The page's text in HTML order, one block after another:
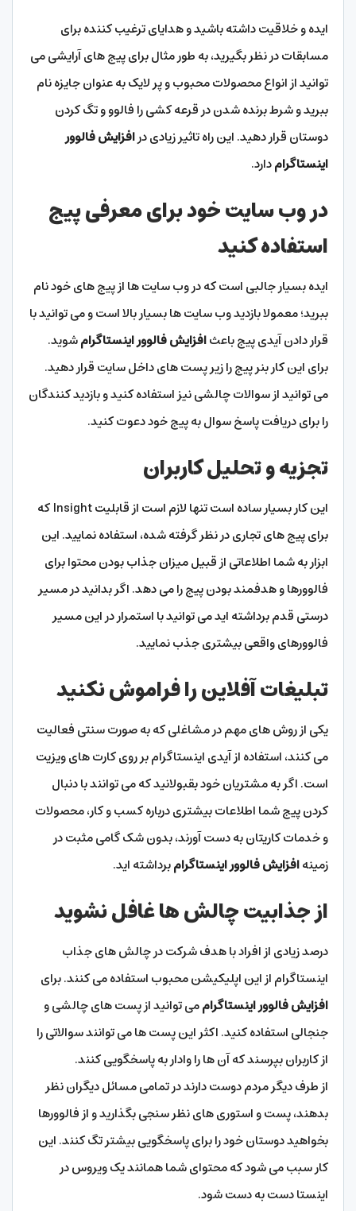
ایده و خلاقیت داشته باشید و هدایای ترغیب کننده برای
مسابقات در نظر بگیرید، به طور مثال برای پیج های آرایشی می
توانید از انواع محصولات محبوب و پر لایک به عنوان جایزه نام
ببرید و شرط برنده شدن در قرعه کشی را فالوو و تگ کردن
دوستان قرار دهید. این راه تاثیر زیادی درافزایش فالوور
اینستاگرامدارد.
در وب سایت خود برای معرفی پیج
استفاده کنید
ایده بسیار جالبی است که در وب سایت ها از پیج های خود نام
ببرید؛ معمولا بازدید وب سایت ها بسیار بالا است و می توانید با
قرار دادن آیدی پیج باعثافزایش فالوور اینستاگرامشوید.
برای این کار بنر پیج را زیر پست های داخل سایت قرار دهید.
می توانید از سوالات چالشی نیز استفاده کنید و بازدید کنندگان
را برای دریافت پاسخ سوال به پیج خود دعوت کنید.
تجزیه و تحلیل کاربران
این کار بسیار ساده است تنها لازم است از قابلیت Insight که
برای پیج های تجاری در نظر گرفته شده، استفاده نمایید. این
ابزار به شما اطلاعاتی از قبیل میزان جذاب بودن محتوا برای
فالوورها و هدفمند بودن پیج را می دهد. اگر بدانید در مسیر
درستی قدم برداشته اید می توانید با استمرار در این مسیر
فالوورهای واقعی بیشتری جذب نمایید.
تبلیغات آفلاین را فراموش نکنید
یکی از روش های مهم در مشاغلی که به صورت سنتی فعالیت
می کنند، استفاده از آیدی اینستاگرام بر روی کارت های ویزیت
است. اگر به مشتریان خود بقبولانید که می توانند با دنبال
کردن پیج شما اطلاعات بیشتری درباره کسب و کار، محصولات
و خدمات کاریتان به دست آورند، بدون شک گامی مثبت در
زمینهافزایش فالوور اینستاگرامبرداشته اید.
از جذابیت چالش ها غافل نشوید
درصد زیادی از افراد با هدف شرکت در چالش های جذاب
اینستاگرام از این اپلیکیشن محبوب استفاده می کنند. برای
افزایش فالوور اینستاگراممی توانید از پست های چالشی و
جنجالی استفاده کنید. اکثر این پست ها می توانند سوالاتی را
از کاربران بپرسند که آن ها را وادار به پاسخگویی کنند.
از طرف دیگر مردم دوست دارند در تمامی مسائل دیگران نظر
بدهند، پست و استوری های نظر سنجی بگذارید و از فالوورها
بخواهید دوستان خود را برای پاسخگویی بیشتر تگ کنند. این
کار سبب می شود که محتوای شما همانند یک ویروس در
اینستا دست به دست شود.